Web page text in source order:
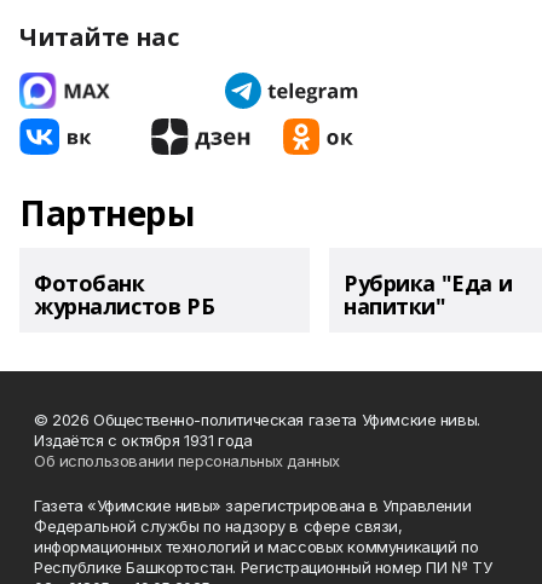
Читайте нас
Партнеры
Фотобанк
журналистов РБ
Рубрика "Еда и
напитки"
© 2026 Общественно-политическая газета Уфимские нивы.
Издаётся с октября 1931 года
Об использовании персональных данных
Газета «Уфимские нивы» зарегистрирована в Управлении
Федеральной службы по надзору в сфере связи,
информационных технологий и массовых коммуникаций по
Республике Башкортостан. Регистрационный номер ПИ № ТУ